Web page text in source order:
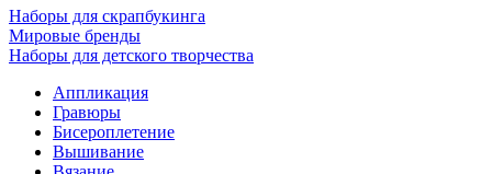
Наборы для скрапбукинга
Мировые бренды
Наборы для детского творчества
Аппликация
Гравюры
Бисероплетение
Вышивание